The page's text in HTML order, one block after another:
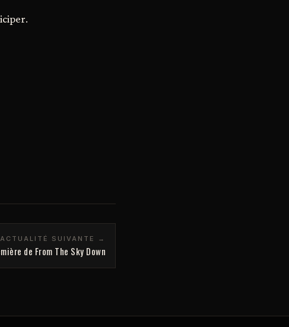
ACTUALITÉ SUIVANTE →
de From The Sky Down